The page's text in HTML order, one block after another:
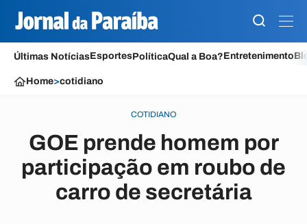
Últimas NotíciasEsportesPolíticaQual a Boa?Entretenimento
Home>cotidiano
COTIDIANO
GOE prende homem por
participação em roubo de
carro de secretária